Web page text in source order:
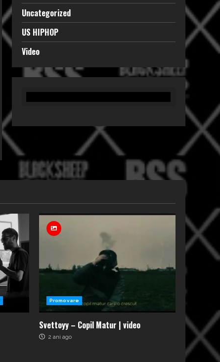
Uncategorized
US HIPHOP
Video
Promovare
Svettoyy – Copil Matur | video
2 ani ago